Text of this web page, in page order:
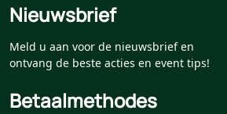
Nieuwsbrief
Meld u aan voor de nieuwsbrief en
ontvang de beste acties en event tips!
Betaalmethodes